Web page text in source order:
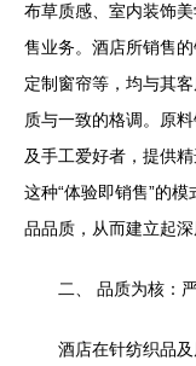
布草质感、室内装饰
售业务。酒店所销售
定制窗帘等，均与其
质与一致的格调。原
及手工爱好者，提供
这种“体验即销售”的
品品质，从而建立起
二、 品质为核：
酒店在针纺织品